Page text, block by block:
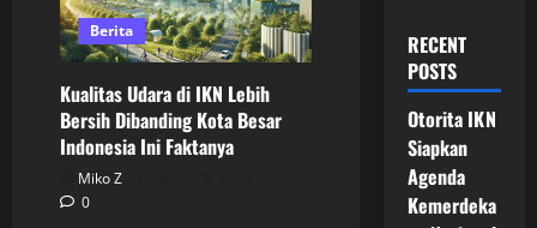
Berita
Kualitas Udara di IKN Lebih
Bersih Dibanding Kota Besar
Indonesia Ini Faktanya
Miko Z
0
RECENT
POSTS
Otorita IKN
Siapkan
Agenda
Kemerdeka